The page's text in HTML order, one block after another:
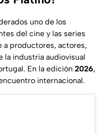
uno de los
del cine y las series
a productores, actores,
industria audiovisual
En la edición 2026,
internacional.